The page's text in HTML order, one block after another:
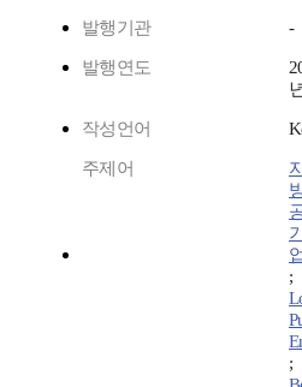
발행기관 -
발행연도
작성언어
주제어
지
기
;
;